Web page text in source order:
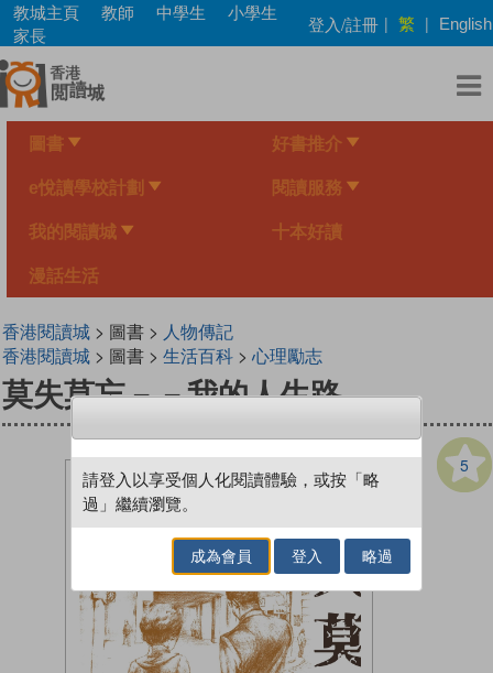
Skip
main
content
教城主頁 教師 中學生
小學生
家長
登入/註冊 | 繁 | English
圖書 好書推介
e悅讀學校計劃 閱讀服務
我的閱讀城 十本好讀
漫話生活
香港閱讀城> 圖書 > 人物傳記
香港閱讀城> 圖書 > 生活百科> 心理勵志
莫失莫忘－－我的人生路
5
請登入以享受個人化閱讀體驗，或按「略
過」繼續瀏覽。
成為會員 登入 略過